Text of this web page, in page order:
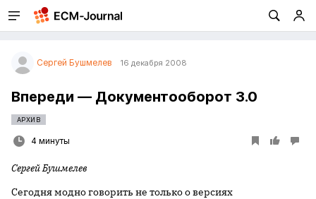
Сергей Бушмелев 16 декабря 2008
Впереди — Документооборот 3.0
АРХИВ
4 минуты
Сергей Бушмелев
Сегодня модно говорить не только о версиях